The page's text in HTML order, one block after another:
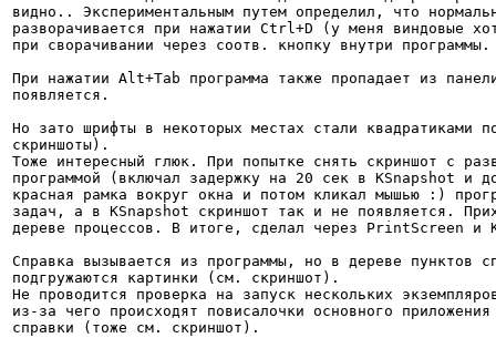
видно.. Экспериментальным путем определил, что
разворачивается при нажатии Ctrl+D (у меня виндовые
при сворачивании через соотв. кнопку внутри
При нажатии Alt+Tab программа также пропадает из
появляется.
Но зато шрифты в некоторых местах стали квадратиками
скриншоты).
Тоже интересный глюк. При попытке снять скриншот с
программой (включал задержку на 20 сек в KSnapshot и
красная рамка вокруг окна и потом кликал мышью :)
задач, а в KSnapshot скриншот так и не появляется.
дереве процессов. В итоге, сделал через PrintScreen и
Справка вызывается из программы, но в дереве пунктов
подгружаются картинки (см. скриншот).
Не проводится проверка на запуск нескольких
из-за чего происходят повисалочки основного
справки (тоже см. скриншот).